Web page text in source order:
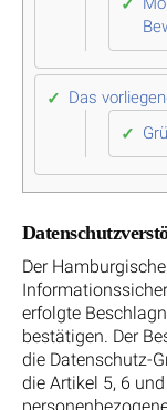
Das
Der
erfolgte
bestätigen. Der
die Datenschutz-
die Artikel 5, 6